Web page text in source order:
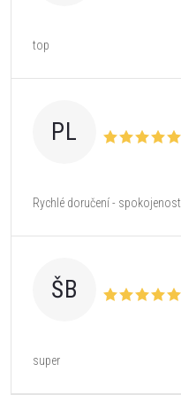
top
PL
Rychlé doručení - spokojenost
ŠB
super